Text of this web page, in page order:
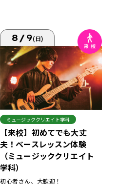
8/9(日)
ミュージッククリエイト学科
【来校】初めてでも大丈
夫！ベースレッスン体験
（ミュージッククリエイト
学科）
初心者さん、大歓迎！